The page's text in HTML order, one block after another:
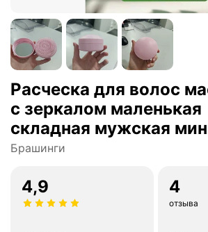
Расческа для волос
c зеркалом маленькая
складная мужская
расческа
Брашинги
4,9 4
отзыва